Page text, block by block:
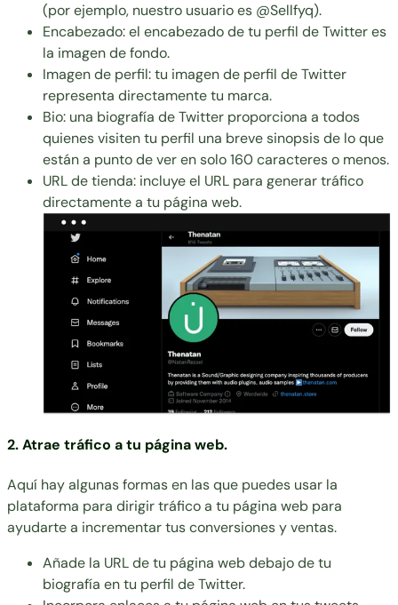
(por ejemplo, nuestro usuario es @Sellfyq).
Encabezado: el encabezado de tu perfil de Twitter es
la imagen de fondo.
Imagen de perfil: tu imagen de perfil de Twitter
representa directamente tu marca.
Bio: una biografía de Twitter proporciona a todos
quienes visiten tu perfil una breve sinopsis de lo que
están a punto de ver en solo 160 caracteres o menos.
URL de tienda: incluye el URL para generar tráfico
directamente a tu página web.
2. Atrae tráfico a tu página web.
Aquí hay algunas formas en las que puedes usar la
plataforma para dirigir tráfico a tu página web para
ayudarte a incrementar tus conversiones y ventas.
Añade la URL de tu página web debajo de tu
biografía en tu perfil de Twitter.